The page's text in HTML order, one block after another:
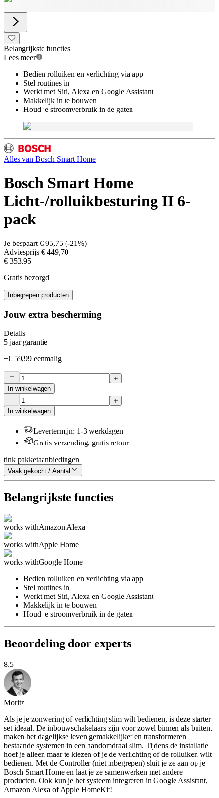
Belangrijkste functies
Lees meer
Bedien rolluiken en verlichting via app
Stel routines in
Werkt met Siri, Alexa en Google Assistant
Makkelijk in te bouwen
Houd je stroomverbruik in de gaten
Alles van Bosch Smart Home
Bosch Smart Home
Licht-/rolluikbesturing II 6-
pack
Je bespaart € 95,75 (-21%)
Adviesprijs € 449,70
€ 353,95
Gratis bezorgd
Inbegrepen producten
Jouw extra bescherming
Details
5 jaar garantie
+€ 59,99 eenmalig
In winkelwagen
In winkelwagen
Levertermijn: 1-3 werkdagen
Gratis verzending, gratis retour
tink pakketaanbiedingen
Vaak gekocht / Aantal
Belangrijkste functies
works withAmazon Alexa
works withApple Home
works withGoogle Home
Bedien rolluiken en verlichting via app
Stel routines in
Werkt met Siri, Alexa en Google Assistant
Makkelijk in te bouwen
Houd je stroomverbruik in de gaten
Beoordeling door experts
8.5
Moritz
Als je je zonwering of verlichting slim wilt bedienen, is deze starter
set ideaal. De inbouwschakelaars zijn voor zowel binnen als buiten,
maken het dagelijkse leven gemakkelijker en transformeren
bestaande systemen in een handomdraai slim. Tijdens de installatie
hoef je alleen maar te kiezen of je de verlichting of de rolluiken wilt
bedienen. Met de Controller (niet inbegrepen) sluit je ze aan op je
Bosch Smart Home en laat je ze samenwerken met andere
producten. Ook kun je het systeem integreren in Google Assistant,
Amazon Alexa of Apple HomeKit!